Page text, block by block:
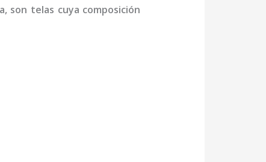
son telas cuya composición